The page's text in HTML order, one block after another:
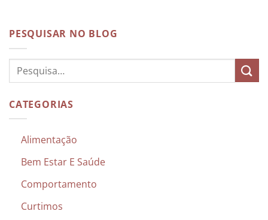
PESQUISAR NO BLOG
CATEGORIAS
Alimentação
Bem Estar E Saúde
Comportamento
Curtimos